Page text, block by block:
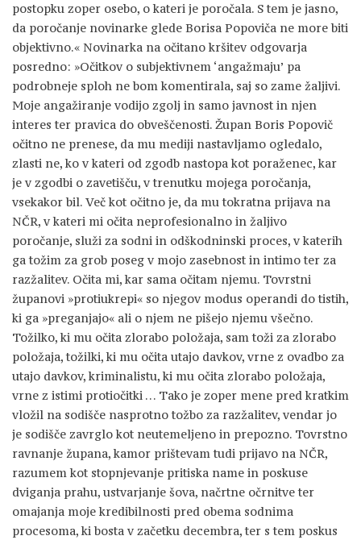
postopku zoper osebo, o kateri je poročala. S tem je jasno,
da poročanje novinarke glede Borisa Popoviča ne more biti
objektivno.« Novinarka na očitano kršitev odgovarja
posredno: »Očitkov o subjektivnem ‘angažmaju’ pa
podrobneje sploh ne bom komentirala, saj so zame žaljivi.
Moje angažiranje vodijo zgolj in samo javnost in njen
interes ter pravica do obveščenosti. Župan Boris Popovič
očitno ne prenese, da mu mediji nastavljamo ogledalo,
zlasti ne, ko v kateri od zgodb nastopa kot poraženec, kar
je v zgodbi o zavetišču, v trenutku mojega poročanja,
vsekakor bil. Več kot očitno je, da mu tokratna prijava na
NČR, v kateri mi očita neprofesionalno in žaljivo
poročanje, služi za sodni in odškodninski proces, v katerih
ga tožim za grob poseg v mojo zasebnost in intimo ter za
razžalitev. Očita mi, kar sama očitam njemu. Tovrstni
županovi »protiukrepi« so njegov modus operandi do tistih,
ki ga »preganjajo« ali o njem ne pišejo njemu všečno.
Tožilko, ki mu očita zlorabo položaja, sam toži za zlorabo
položaja, tožilki, ki mu očita utajo davkov, vrne z ovadbo za
utajo davkov, kriminalistu, ki mu očita zlorabo položaja,
vrne z istimi protiočitki … Tako je zoper mene pred kratkim
vložil na sodišče nasprotno tožbo za razžalitev, vendar jo
je sodišče zavrglo kot neutemeljeno in prepozno. Tovrstno
ravnanje župana, kamor prištevam tudi prijavo na NČR,
razumem kot stopnjevanje pritiska name in poskuse
dviganja prahu, ustvarjanje šova, načrtne očrnitve ter
omajanja moje kredibilnosti pred obema sodnima
procesoma, ki bosta v začetku decembra, ter s tem poskus